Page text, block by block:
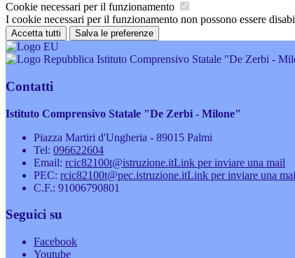
Cookie necessari per il funzionamento
I cookie necessari per il funzionamento non possono essere
Accetta tutti Salva le preferenze
Istituto Comprensivo Statale "De Zerbi -
Contatti
Istituto Comprensivo Statale "De Zerbi - Milone"
Piazza Martiri d'Ungheria - 89015 Palmi
Tel: 096622604
Email: rcic82100t@istruzione.itLink per inviare una mail
PEC: rcic82100t@pec.istruzione.itLink per inviare una
C.F.: 91006790801
Seguici su
Facebook
Youtube